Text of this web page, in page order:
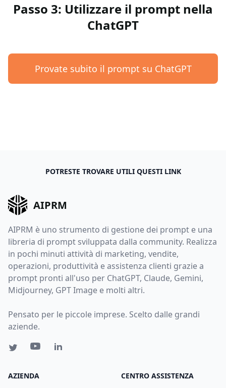
Passo 3: Utilizzare il prompt nella
ChatGPT
Provate subito il prompt su ChatGPT
POTRESTE TROVARE UTILI QUESTI LINK
AIPRM
AIPRM è uno strumento di gestione dei prompt e una
libreria di prompt sviluppata dalla community. Realizza
in pochi minuti attività di marketing, vendite,
operazioni, produttività e assistenza clienti grazie a
prompt pronti all'uso per ChatGPT, Claude, Gemini,
Midjourney, GPT Image e molti altri.
Pensato per le piccole imprese. Scelto dalle grandi
aziende.
AZIENDA CENTRO ASSISTENZA